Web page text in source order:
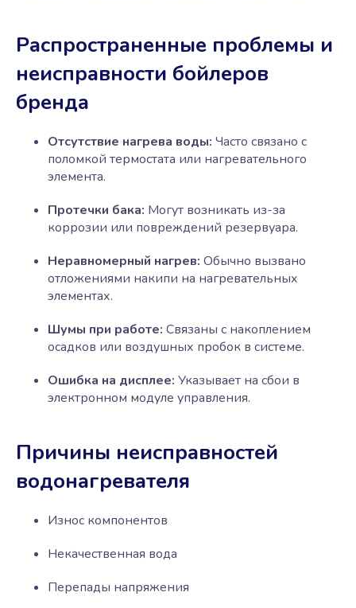
Распространенные проблемы и
неисправности бойлеров
бренда
Отсутствие нагрева воды: Часто связано с
поломкой термостата или нагревательного
элемента.
Протечки бака: Могут возникать из-за
коррозии или повреждений резервуара.
Неравномерный нагрев: Обычно вызвано
отложениями накипи на нагревательных
элементах.
Шумы при работе: Связаны с накоплением
осадков или воздушных пробок в системе.
Ошибка на дисплее: Указывает на сбои в
электронном модуле управления.
Причины неисправностей
водонагревателя
Износ компонентов
Некачественная вода
Перепады напряжения